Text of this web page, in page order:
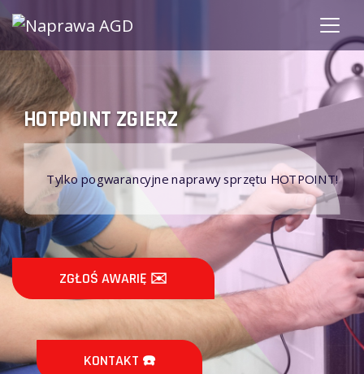
ZGIERZ
pogwarancyjne naprawy sprzętu HOTPOINT!
ZGŁOŚ AWARIĘ ✉️
KONTAKT ☎️
Nie